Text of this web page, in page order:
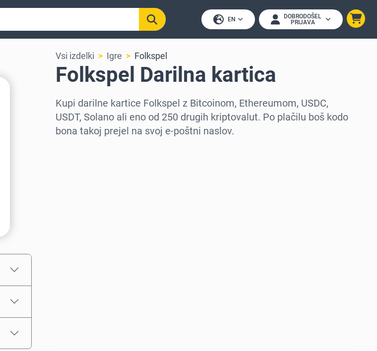
EN
DOBRODOŠEL
PRIJAVA
Vsi izdelki Igre Folkspel
Folkspel Darilna kartica
Kupi darilne kartice Folkspel z Bitcoinom, Ethereumom, USDC,
USDT, Solano ali eno od 250 drugih kriptovalut. Po plačilu boš kodo
bona takoj prejel na svoj e-poštni naslov.